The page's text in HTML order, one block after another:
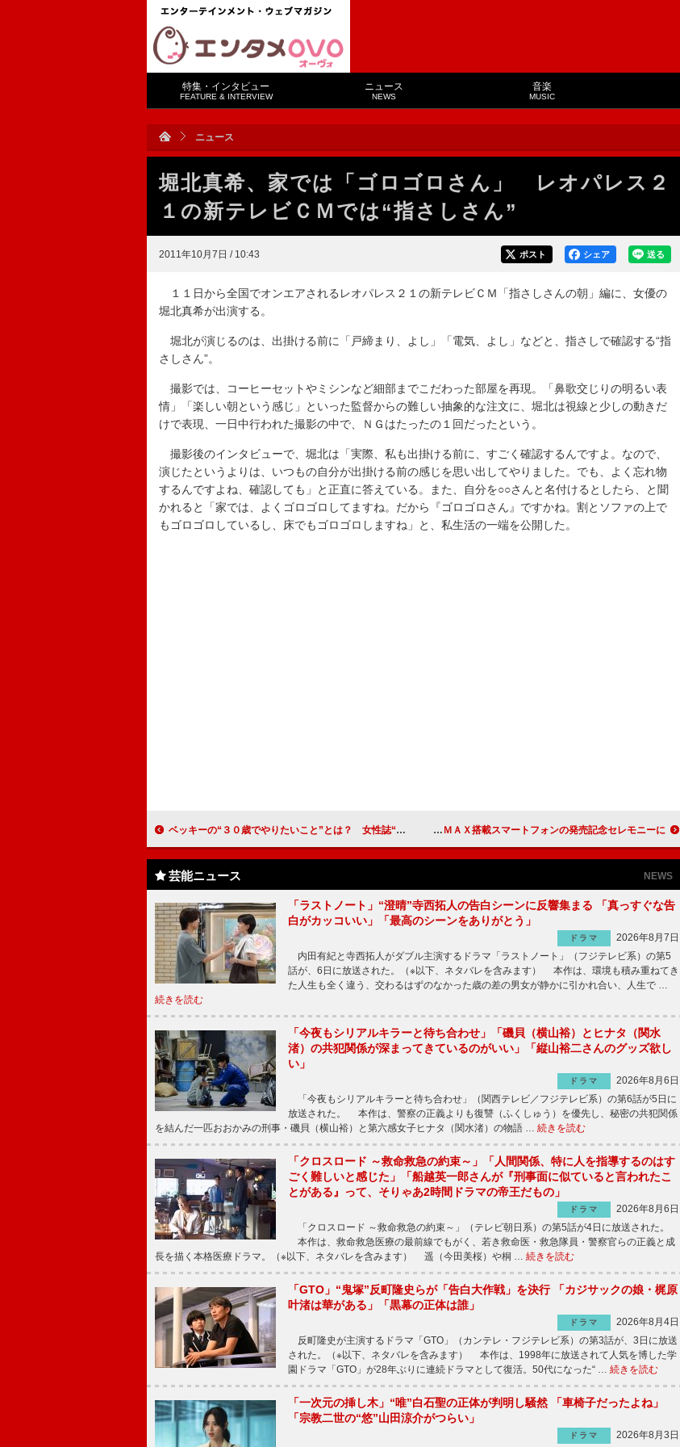
特集・インタビュー
FEATURE & INTERVIEW
ニュース
NEWS
音楽
MUSIC
ニュース
堀北真希、家では「ゴロゴロさん」 レオパレス２
１の新テレビＣＭでは“指さしさん”
2011年10月7日 / 10:43 送る
シェア
ポスト
１１日から全国でオンエアされるレオパレス２１の新テレビＣＭ「指さしさんの朝」編に、女優の
堀北真希が出演する。
堀北が演じるのは、出掛ける前に「戸締まり、よし」「電気、よし」などと、指さしで確認する“指
さしさん”。
撮影では、コーヒーセットやミシンなど細部までこだわった部屋を再現。「鼻歌交じりの明るい表
情」「楽しい朝という感じ」といった監督からの難しい抽象的な注文に、堀北は視線と少しの動きだ
けで表現、一日中行われた撮影の中で、ＮＧはたったの１回だったという。
撮影後のインタビューで、堀北は「実際、私も出掛ける前に、すごく確認するんですよ。なので、
演じたというよりは、いつもの自分が出掛ける前の感じを思い出してやりました。でも、よく忘れ物
するんですよね、確認しても」と正直に答えている。また、自分を○○さんと名付けるとしたら、と聞
かれると「家では、よくゴロゴロしてますね。だから『ゴロゴロさん』ですかね。割とソファの上で
もゴロゴロしているし、床でもゴロゴロしますね」と、私生活の一端を公開した。
ベッキーの“３０歳でやりたいこと”とは？ 女性誌“ｗｉｔｈ”３０周年イベントに登場 ももえり「息子と一緒に親子で映画を！」 ＷｉＭＡＸ搭載スマートフォンの発売記念セレモニーに
芸能ニュース NEWS
「ラストノート」“澄晴”寺西拓人の告白シーンに反響集まる 「真っすぐな告
白がカッコいい」「最高のシーンをありがとう」
ドラマ
2026年8月7日
内田有紀と寺西拓人がダブル主演するドラマ「ラストノート」（フジテレビ系）の第5
話が、6日に放送された。（※以下、ネタバレを含みます） 本作は、環境も積み重ねてき
た人生も全く違う、交わるはずのなかった歳の差の男女が静かに引かれ合い、人生で …
続きを読む
「今夜もシリアルキラーと待ち合わせ」「磯貝（横山裕）とヒナタ（関水
渚）の共犯関係が深まってきているのがいい」「縦山裕二さんのグッズ欲し
い」
ドラマ
2026年8月6日
「今夜もシリアルキラーと待ち合わせ」（関西テレビ／フジテレビ系）の第6話が5日に
放送された。 本作は、警察の正義よりも復讐（ふくしゅう）を優先し、秘密の共犯関係
を結んだ一匹おおかみの刑事・磯貝（横山裕）と第六感女子ヒナタ（関水渚）の物語 … 続きを読む
「クロスロード ～救命救急の約束～」「人間関係、特に人を指導するのはす
ごく難しいと感じた」「船越英一郎さんが『刑事面に似ていると言われたこ
とがある』って、そりゃあ2時間ドラマの帝王だもの」
ドラマ
2026年8月6日
「クロスロード ～救命救急の約束～」（テレビ朝日系）の第5話が4日に放送された。
本作は、救命救急医療の最前線でもがく、若き救命医・救急隊員・警察官らの正義と成
長を描く本格医療ドラマ。（※以下、ネタバレを含みます） 遥（今田美桜）や桐 … 続きを読む
「GTO」“鬼塚”反町隆史らが「告白大作戦」を決行 「カジサックの娘・梶原
叶渚は華がある」「黒幕の正体は誰」
ドラマ
2026年8月4日
反町隆史が主演するドラマ「GTO」（カンテレ・フジテレビ系）の第3話が、3日に放送
された。（※以下、ネタバレを含みます） 本作は、1998年に放送されて人気を博した学
園ドラマ「GTO」が28年ぶりに連続ドラマとして復活。50代になった“ … 続きを読む
「一次元の挿し木」“唯”白石聖の正体が判明し騒然 「車椅子だったよね」
「宗教二世の“悠”山田涼介がつらい」
ドラマ 2026年8月3日